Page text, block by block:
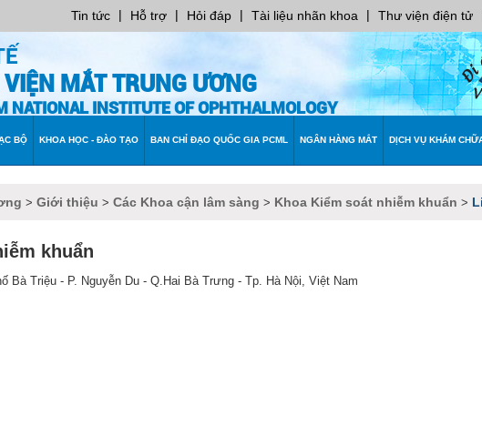
Tin tức | Hỗ trợ | Hỏi đáp | Tài liệu nhãn khoa | Thư viện điện tử
VIỆN MẮT TRUNG ƯƠNG
NATIONAL INSTITUTE OF OPHTHALMOLOGY
BỘ KHOA HỌC - ĐÀO TẠO BAN CHỈ ĐẠO QUỐC GIA PCML NGÂN HÀNG MẮT DỊCH VỤ KHÁM
> Giới thiệu > Các Khoa cận lâm sàng > Khoa Kiểm soát nhiễm khuẩn >
khuẩn
Bà Triệu - P. Nguyễn Du - Q.Hai Bà Trưng - Tp. Hà Nội, Việt Nam